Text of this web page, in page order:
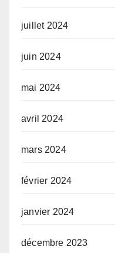
juillet 2024
juin 2024
mai 2024
avril 2024
mars 2024
février 2024
janvier 2024
décembre 2023